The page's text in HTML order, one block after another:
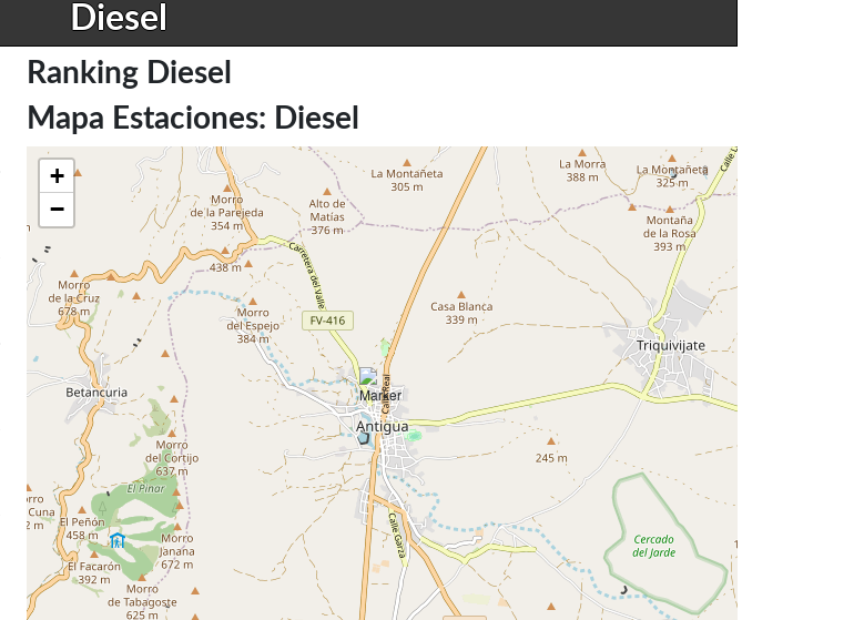
Diesel
Ranking Diesel
Mapa Estaciones: Diesel
+
−